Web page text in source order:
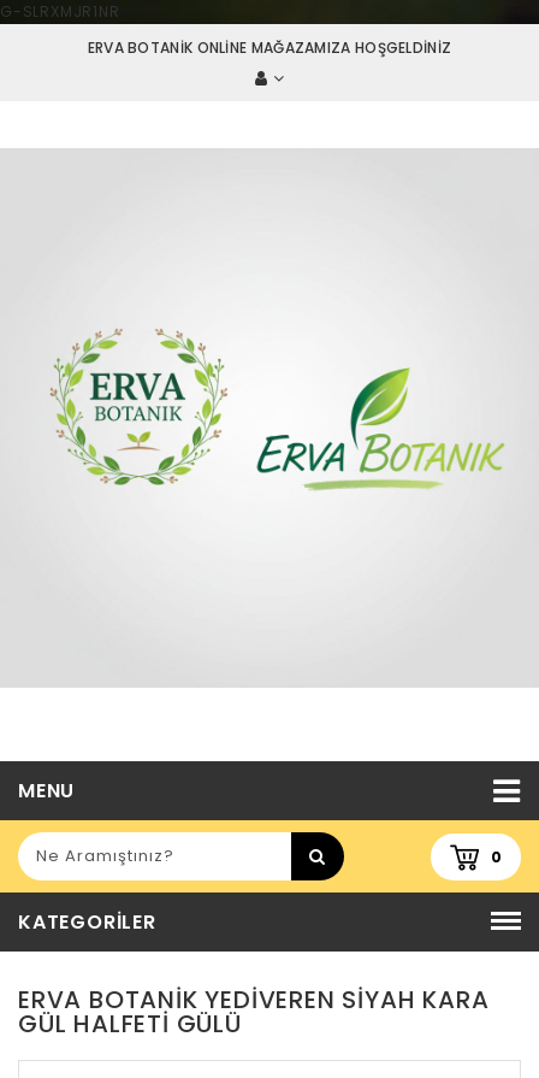
G-SLRXMJR1NR
ERVA BOTANIK ONLINE MAĞAZAMIZA HOŞGELDINIZ
MENU
0
KATEGORILER
ERVA BOTANIK YEDIVEREN SIYAH KARA
GÜL HALFETI GÜLÜ